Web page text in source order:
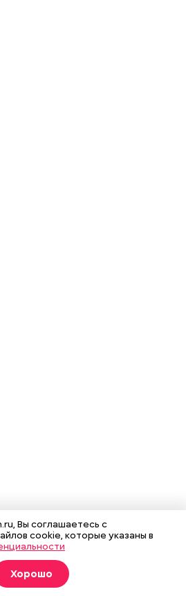
Вы соглашаетесь с
cookie, которые указаны в
Хорошо